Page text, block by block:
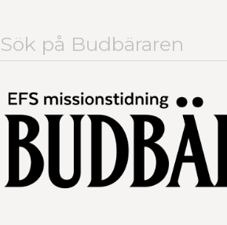
Sök
efter: